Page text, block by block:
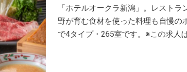
「ホテルオークラ新潟」。レスト
野が育む食材を使った料理も自慢の
で4タイプ・265室です。※この求人